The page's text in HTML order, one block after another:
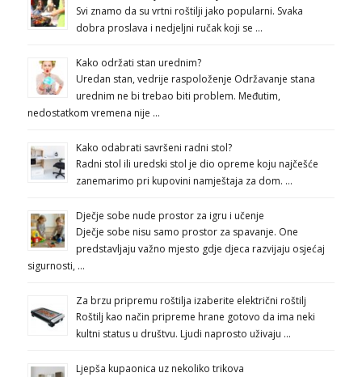
Svi znamo da su vrtni roštilji jako popularni. Svaka
dobra proslava i nedjeljni ručak koji se …
Kako održati stan urednim?
Uredan stan, vedrije raspoloženje Održavanje stana
urednim ne bi trebao biti problem. Međutim,
nedostatkom vremena nije …
Kako odabrati savršeni radni stol?
Radni stol ili uredski stol je dio opreme koju najčešće
zanemarimo pri kupovini namještaja za dom. …
Dječje sobe nude prostor za igru i učenje
Dječje sobe nisu samo prostor za spavanje. One
predstavljaju važno mjesto gdje djeca razvijaju osjećaj
sigurnosti, …
Za brzu pripremu roštilja izaberite električni roštilj
Roštilj kao način pripreme hrane gotovo da ima neki
kultni status u društvu. Ljudi naprosto uživaju …
Ljepša kupaonica uz nekoliko trikova